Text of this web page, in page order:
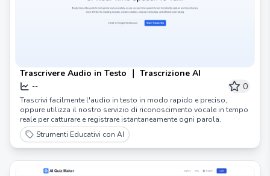
Trascrivere Audio in Testo ｜ Trascrizione AI
-- 0
Trascrivi facilmente l'audio in testo in modo rapido e preciso,
oppure utilizza il nostro servizio di riconoscimento vocale in tempo
reale per catturare e registrare istantaneamente ogni parola.
Strumenti Educativi con AI